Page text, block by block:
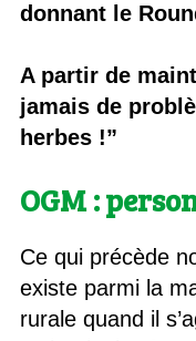
donnant le
A partir de
jamais de
herbes !”
OGM :
Ce qui précède
existe parmi la
rurale quand il